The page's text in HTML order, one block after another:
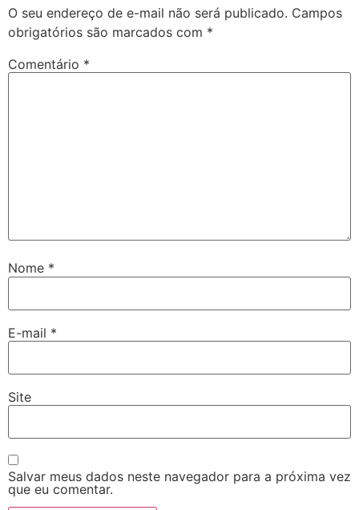
O seu endereço de e-mail não será publicado. Campos
obrigatórios são marcados com *
Comentário *
Nome *
E-mail *
Site
Salvar meus dados neste navegador para a próxima vez
que eu comentar.